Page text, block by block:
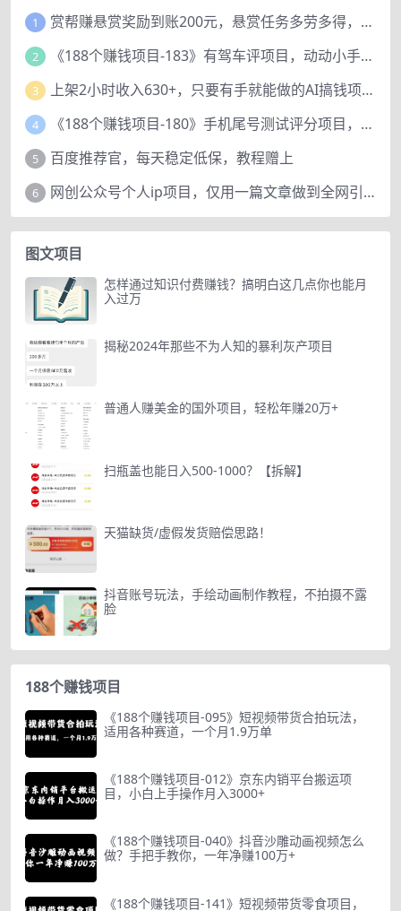
1 赏帮赚悬赏奖励到账200元，悬赏任务多劳多得，人人可做。
2 《188个赚钱项目-183》有驾车评项目，动动小手，复制粘贴赚44元！
3 上架2小时收入630+，只要有手就能做的AI搞钱项目，奶奶看完都能学会!
4 《188个赚钱项目-180》手机尾号测试评分项目，短视频直播日赚200+
5 百度推荐官，每天稳定低保，教程赠上
6 网创公众号个人ip项目，仅用一篇文章做到全网引流！
图文项目
怎样通过知识付费赚钱？搞明白这几点你也能月
入过万
揭秘2024年那些不为人知的暴利灰产项目
普通人赚美金的国外项目，轻松年赚20万+
扫瓶盖也能日入500-1000？【拆解】
天猫缺货/虚假发货赔偿思路！
抖音账号玩法，手绘动画制作教程，不拍摄不露
脸
188个赚钱项目
《188个赚钱项目-095》短视频带货合拍玩法，
适用各种赛道，一个月1.9万单
《188个赚钱项目-012》京东内销平台搬运项
目，小白上手操作月入3000+
《188个赚钱项目-040》抖音沙雕动画视频怎么
做？手把手教你，一年净赚100万+
《188个赚钱项目-141》短视频带货零食项目，